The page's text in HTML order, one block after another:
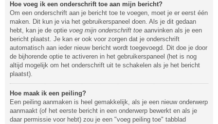
Hoe voeg ik een onderschrift toe aan mijn bericht?
Om een onderschrift aan je bericht toe te voegen, moet je er eerst één
maken. Dit kun je via het gebruikerspaneel doen. Als je dit gedaan
hebt, kan je de optie voeg mijn onderschrift toe aanvinken als je een
bericht plaatst. Je kan er ook voor zorgen dat je onderschrift
automatisch aan ieder nieuw bericht wordt toegevoegd. Dit doe je door
de bijhorende optie te activeren in het gebruikerspaneel (het is nog
altijd mogelijk om het onderschrift uit te schakelen als je het bericht
plaatst).
Hoe maak ik een peiling?
Een peiling aanmaken is heel gemakkelijk, als je een nieuw onderwerp
aanmaakt (of het eerste bericht in een onderwerp bewerkt en als je
daar permissie voor hebt) zou je een "voeg peiling toe" tabblad